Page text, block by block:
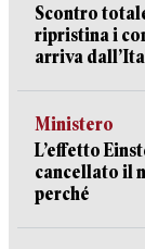
Scontro
ripristina i
arriva
Ministero
L’effetto
cancellato il
perché